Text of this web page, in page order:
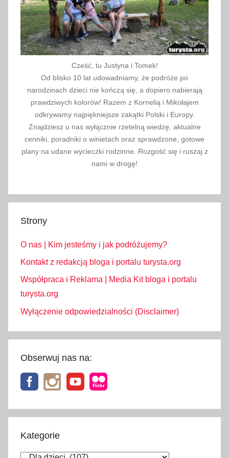
Cześć, tu Justyna i Tomek!
Od blisko 10 lat udowadniamy, że podróże po
narodzinach dzieci nie kończą się, a dopiero nabierają
prawdziwych kolorów! Razem z Kornelią i Mikołajem
odkrywamy najpiękniejsze zakątki Polski i Europy.
Znajdziesz u nas wyłącznie rzetelną wiedzę, aktualne
cenniki, poradniki o winietach oraz sprawdzone, gotowe
plany na udane wycieczki rodzinne. Rozgość się i ruszaj z
nami w drogę!
Strony
O nas | Kim jesteśmy i jak podróżujemy?
Kontakt z redakcją bloga i portalu turysta.org
Współpraca i Reklama | Media Kit bloga i portalu
turysta.org
Wyłączenie odpowiedzialności (Disclaimer)
Obserwuj nas na:
Kategorie